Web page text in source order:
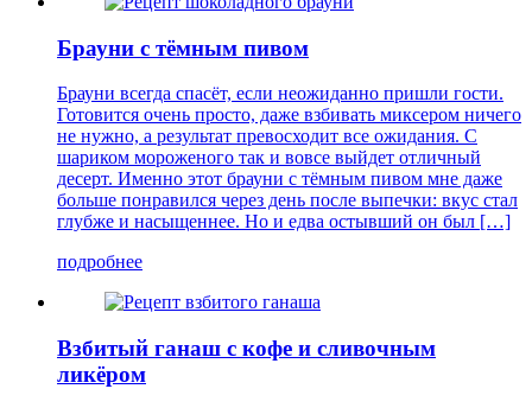
Брауни с тёмным пивом
Брауни всегда спасёт, если неожиданно пришли гости.
Готовится очень просто, даже взбивать миксером ничего
не нужно, а результат превосходит все ожидания. С
шариком мороженого так и вовсе выйдет отличный
десерт. Именно этот брауни с тёмным пивом мне даже
больше понравился через день после выпечки: вкус стал
глубже и насыщеннее. Но и едва остывший он был […]
подробнее
Взбитый ганаш с кофе и сливочным
ликёром